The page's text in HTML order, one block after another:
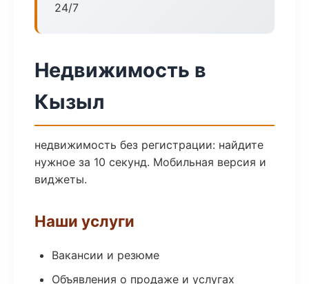
24/7
Недвижимость в
Кызыл
недвижимость без регистрации: найдите
нужное за 10 секунд. Мобильная версия и
виджеты.
Наши услуги
Вакансии и резюме
Объявления о продаже и услугах